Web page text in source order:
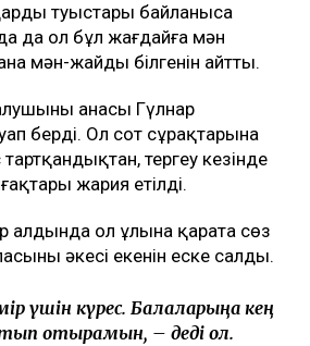
туыстары байланыса
да ол бұл жағдайға мән
мән-жайды білгенін айтты.
анасы Гүлнар
берді. Ол сот сұрақтарына
тергеу кезінде
жария етілді.
алдында ол ұлына қарата сөз
әкесі екенін еске салды.
үшін күрес. Балаларыңа әкең
отырамын, – деді ол.